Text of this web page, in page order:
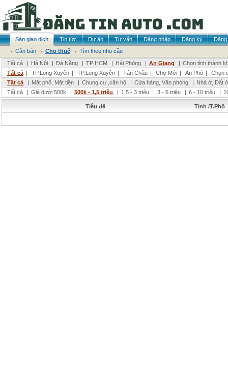
Sàn giao dịch Tin tức Dự án Tư vấn Đăng nhập Đăng ký
Đăng
Cần bán
Cho thuê
Tìm theo nhu cầu
Tất cả
| Hà Nội | Đà Nẵng | TP HCM | Hải Phòng | An Giang | Chọn tỉnh thành
Tất cả | TP.Long Xuyên | TP.Long Xuyên | Tân Châu | Chợ Mới | An Phú |
Chọn
Tất cả
| Mặt phố, Mặt tiền | Chung cư ,căn hộ | Cửa hàng, Văn phòng | Nhà ở, Đất ở
Tất cả
| Giá dưới 500k | 500k - 1,5 triệu | 1,5 - 3 triệu | 3 - 6 triệu | 6 - 10 triệu |
Tiêu đề Tỉnh /T.Phố